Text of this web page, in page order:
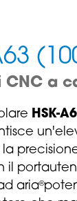
CNC a
HSK-
il
aria®